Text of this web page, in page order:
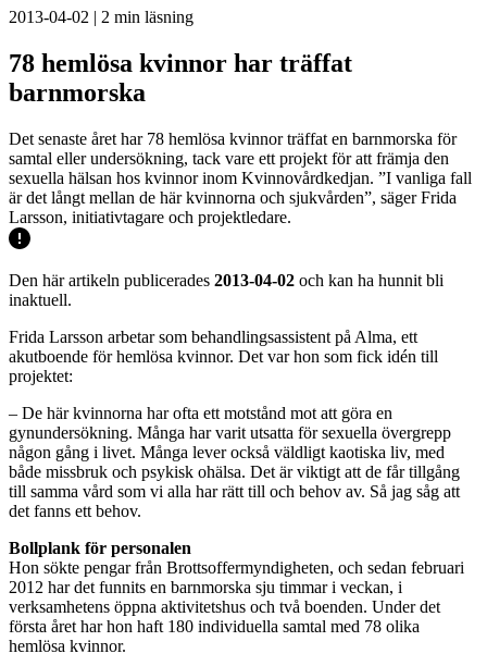
2013-04-02 | 2 min läsning
78 hemlösa kvinnor har träffat
barnmorska
Det senaste året har 78 hemlösa kvinnor träffat en barnmorska för
samtal eller undersökning, tack vare ett projekt för att främja den
sexuella hälsan hos kvinnor inom Kvinnovårdkedjan. ”I vanliga fall
är det långt mellan de här kvinnorna och sjukvården”, säger Frida
Larsson, initiativtagare och projektledare.
Den här artikeln publicerades 2013-04-02 och kan ha hunnit bli
inaktuell.
Frida Larsson arbetar som behandlingsassistent på Alma, ett
akutboende för hemlösa kvinnor. Det var hon som fick idén till
projektet:
– De här kvinnorna har ofta ett motstånd mot att göra en
gynundersökning. Många har varit utsatta för sexuella övergrepp
någon gång i livet. Många lever också väldligt kaotiska liv, med
både missbruk och psykisk ohälsa. Det är viktigt att de får tillgång
till samma vård som vi alla har rätt till och behov av. Så jag såg att
det fanns ett behov.
Bollplank för personalen
Hon sökte pengar från Brottsoffermyndigheten, och sedan februari
2012 har det funnits en barnmorska sju timmar i veckan, i
verksamhetens öppna aktivitetshus och två boenden. Under det
första året har hon haft 180 individuella samtal med 78 olika
hemlösa kvinnor.